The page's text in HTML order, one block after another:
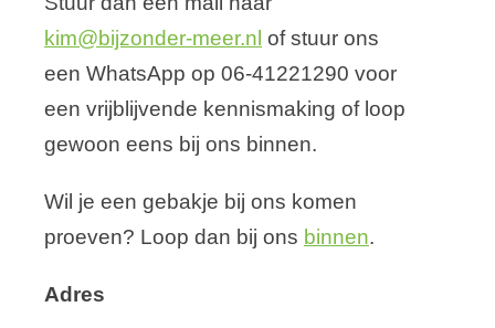
kim@bijzonder-meer.nl of stuur ons
een WhatsApp op 06-41221290 voor
een vrijblijvende kennismaking of loop
gewoon eens bij ons binnen.
Wil je een gebakje bij ons komen
proeven? Loop dan bij ons binnen.
Adres